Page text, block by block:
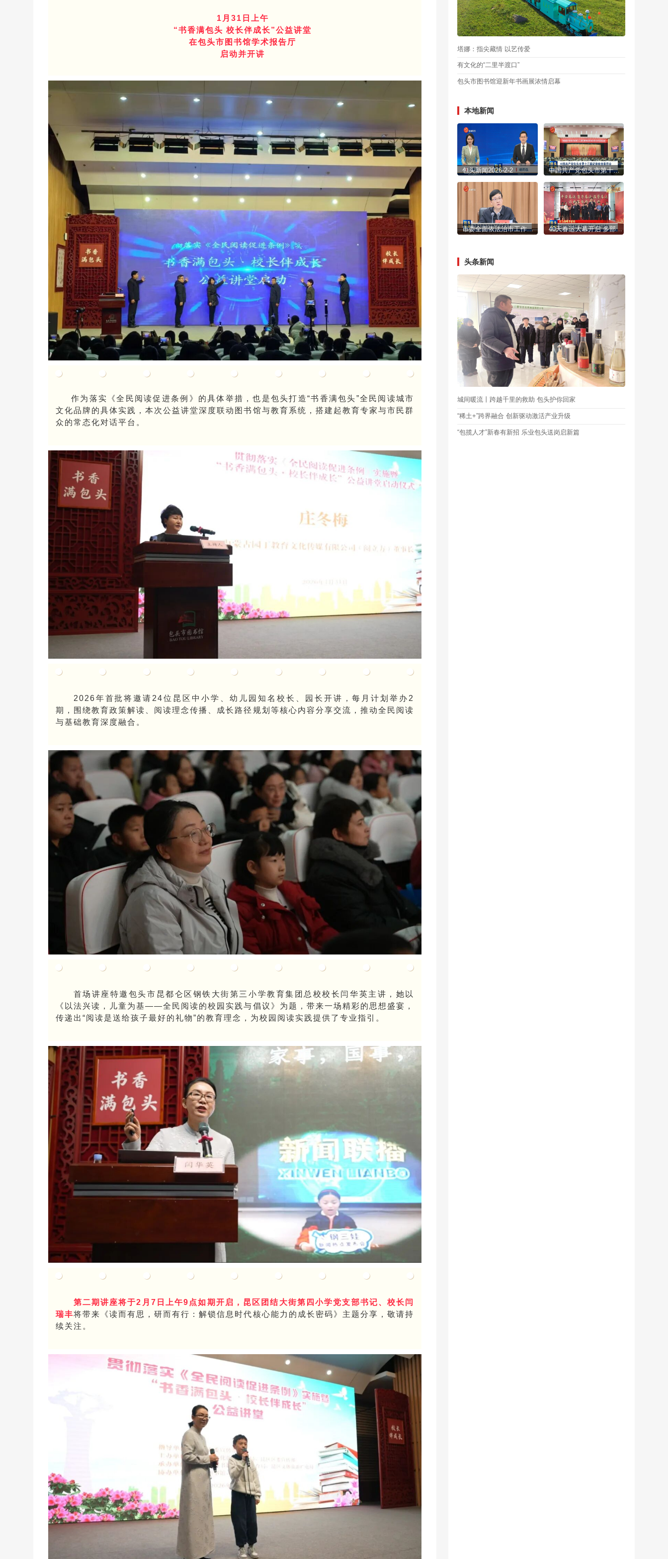
1月31日上午
“书香满包头 校长伴成长”公益讲堂
在包头市图书馆学术报告厅
启动并开讲
作为落实《全民阅读促进条例》的具体举措，也是包头打造“书香满包头”全民阅读城市
文化品牌的具体实践，本次公益讲堂深度联动图书馆与教育系统，搭建起教育专家与市民群
众的常态化对话平台。
2026年首批将邀请24位昆区中小学、幼儿园知名校长、园长开讲，每月计划举办2
期，围绕教育政策解读、阅读理念传播、成长路径规划等核心内容分享交流，推动全民阅读
与基础教育深度融合。
首场讲座特邀包头市昆都仑区钢铁大街第三小学教育集团总校校长闫华英主讲，她以
《以法兴读，儿童为基——全民阅读的校园实践与倡议》为题，带来一场精彩的思想盛宴，
传递出“阅读是送给孩子最好的礼物”的教育理念，为校园阅读实践提供了专业指引。
第二期讲座将于2月7日上午9点如期开启，昆区团结大街第四小学党支部书记、校长闫
瑞丰将带来《读而有思，研而有行：解锁信息时代核心能力的成长密码》主题分享，敬请持
续关注。
塔娜：指尖藏情 以艺传爱
有文化的“二里半渡口”
包头市图书馆迎新年书画展浓情启幕
本地新闻
包头新闻2026-2-2 中国共产党包头市第十三届纪律检查委员会第六次全体会议公报
市委全面依法治市工作会议召开 40天春运大幕开启 多部门齐发力 护航平安旅途
头条新闻
城间暖流丨跨越千里的救助 包头护你回家
“稀土+”跨界融合 创新驱动激活产业升级
“包揽人才”新春有新招 乐业包头送岗启新篇